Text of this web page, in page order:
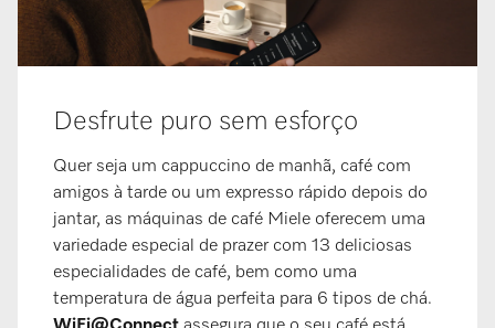
Desfrute puro sem esforço
Quer seja um cappuccino de manhã, café com
amigos à tarde ou um expresso rápido depois do
jantar, as máquinas de café Miele oferecem uma
variedade especial de prazer com 13 deliciosas
especialidades de café, bem como uma
temperatura de água perfeita para 6 tipos de chá.